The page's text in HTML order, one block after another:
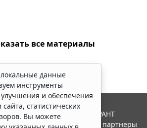
все материалы
данные
инструменты
и обеспечения
статистических
Вы можете
СЕРВИС", 2026. Система ГАРАНТ
года. Компания "Гарант" и ее партнеры